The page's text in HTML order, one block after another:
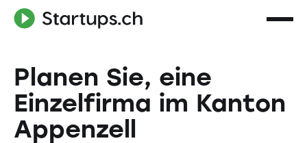
Planen Sie, eine
Einzelfirma im Kanton
Appenzell